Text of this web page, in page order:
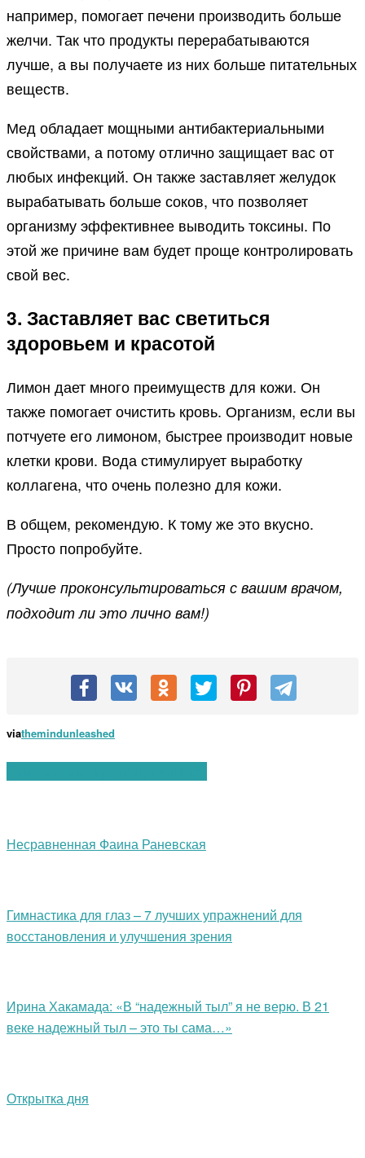
например, помогает печени производить больше
желчи. Так что продукты перерабатываются
лучше, а вы получаете из них больше питательных
веществ.
Мед обладает мощными антибактериальными
свойствами, а потому отлично защищает вас от
любых инфекций. Он также заставляет желудок
вырабатывать больше соков, что позволяет
организму эффективнее выводить токсины. По
этой же причине вам будет проще контролировать
свой вес.
3. Заставляет вас светиться
здоровьем и красотой
Лимон дает много преимуществ для кожи. Он
также помогает очистить кровь. Организм, если вы
потчуете его лимоном, быстрее производит новые
клетки крови. Вода стимулирует выработку
коллагена, что очень полезно для кожи.
В общем, рекомендую. К тому же это вкусно.
Просто попробуйте.
(Лучше проконсультироваться с вашим врачом,
подходит ли это лично вам!)
viathemindunleashed
Несравненная Фаина Раневская
Гимнастика для глаз – 7 лучших упражнений для
восстановления и улучшения зрения
Ирина Хакамада: «В “надежный тыл” я не верю. В 21
веке надежный тыл – это ты сама…»
Открытка дня